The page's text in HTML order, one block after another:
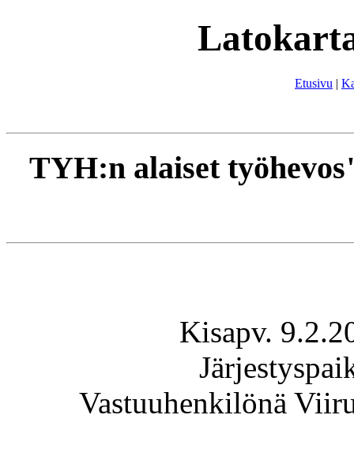
Etusivu |
TYH:n alaiset
Kisapv.
Vastuuhenkilönä